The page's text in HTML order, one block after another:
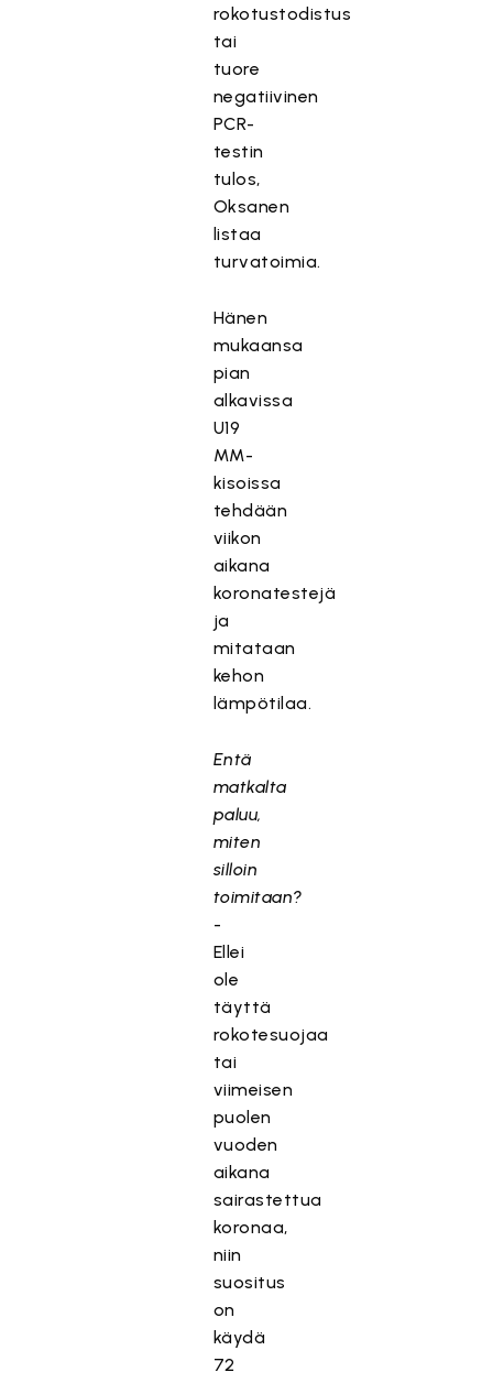
rokotustodistus
tai
tuore
negatiivinen
PCR-
testin
tulos,
Oksanen
listaa
turvatoimia.
Hänen
mukaansa
pian
alkavissa
U19
MM-
kisoissa
tehdään
viikon
aikana
koronatestejä
ja
mitataan
kehon
lämpötilaa.
Entä
matkalta
paluu,
miten
silloin
toimitaan?
-
Ellei
ole
täyttä
rokotesuojaa
tai
viimeisen
puolen
vuoden
aikana
sairastettua
koronaa,
niin
suositus
on
käydä
72